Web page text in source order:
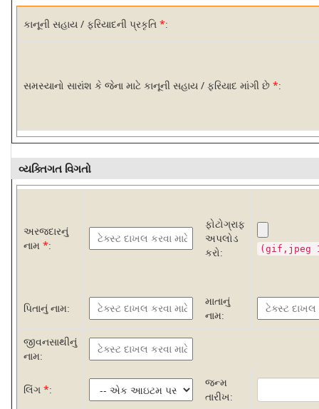
કાનૂની સહાય / ફરિયાદની પ્રકૃતિ *:
સમસ્યાનો સારાંશ કે જેના માટે કાનૂની સહાય / ફરિયાદ માંગી છે *:
વ્યક્તિગત વિગતો
અરજદારનું
નામ *:
ફોટોગ્રાફ
અપલોડ
કરો:
(gif,jpeg
પિતાનું નામ:
માતાનું
નામ:
જીવનસાથીનું
નામ:
લિંગ *:
જન્મ
તારીખ: